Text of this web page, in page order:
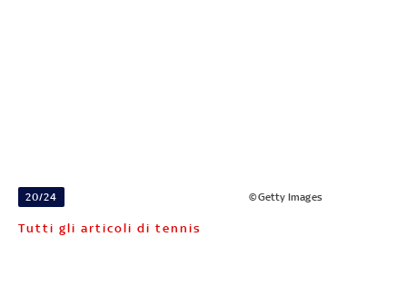
20/24 ©Getty Images
Tutti gli articoli di tennis